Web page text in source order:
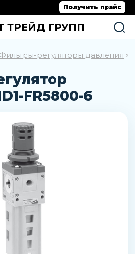
Получить прайс
ТРЕЙД ГРУПП
Фильтры-регуляторы давления »
FR5800-6